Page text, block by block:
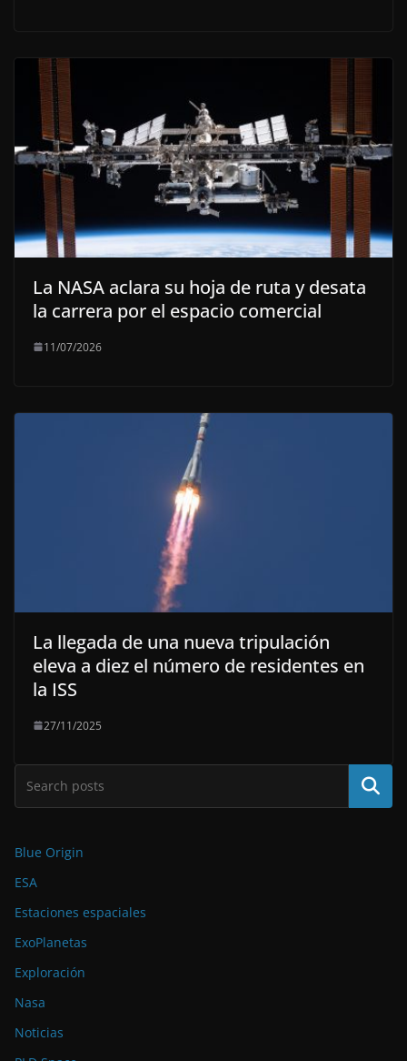
La NASA aclara su hoja de ruta y desata
la carrera por el espacio comercial
11/07/2026
La llegada de una nueva tripulación
eleva a diez el número de residentes en
la ISS
27/11/2025
Buscar
Blue Origin
ESA
Estaciones espaciales
ExoPlanetas
Exploración
Nasa
Noticias